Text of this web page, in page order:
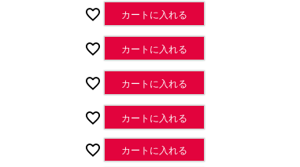
カートに入れる
カートに入れる
カートに入れる
カートに入れる
カートに入れる